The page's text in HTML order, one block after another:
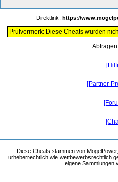
Direktlink: https://
Prüfvermerk: Diese Cheats wurden
[Partner-
Diese Cheats stammen von MogelPower,
urheberrechtlich wie wettbewerbsrechtlich
eigene Sammlungen